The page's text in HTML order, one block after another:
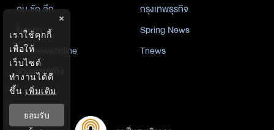
คม ชัด ลึก
กรุงเทพธุรกิจ
Nation
Spring News
Thainewsonline
Tnews
ฐานเศรษฐกิจ
×
เราใช้คุกกี้
เพื่อให้
เว็บไซต์
ทำงานได้ดี
ขึ้น เพิ่มเติม
ยอมรับ